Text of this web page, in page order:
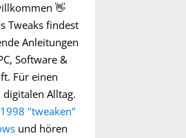
👋
Tweaks findest
Anleitungen
Software &
Für einen
Alltag.
"tweaken"
und hören